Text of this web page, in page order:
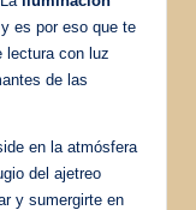
es por eso que te
lectura con luz
de las
en la atmósfera
del ajetreo
y sumergirte en